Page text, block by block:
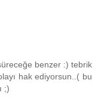
benzer :) tebrik
hak ediyorsun..( bu
;)